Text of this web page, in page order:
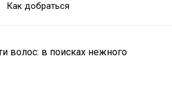
Как добраться
волос: в поисках нежного